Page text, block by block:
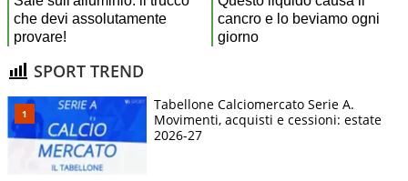
SPORT TREND
Tabellone Calciomercato Serie A.
Movimenti, acquisti e cessioni: estate
2026-27